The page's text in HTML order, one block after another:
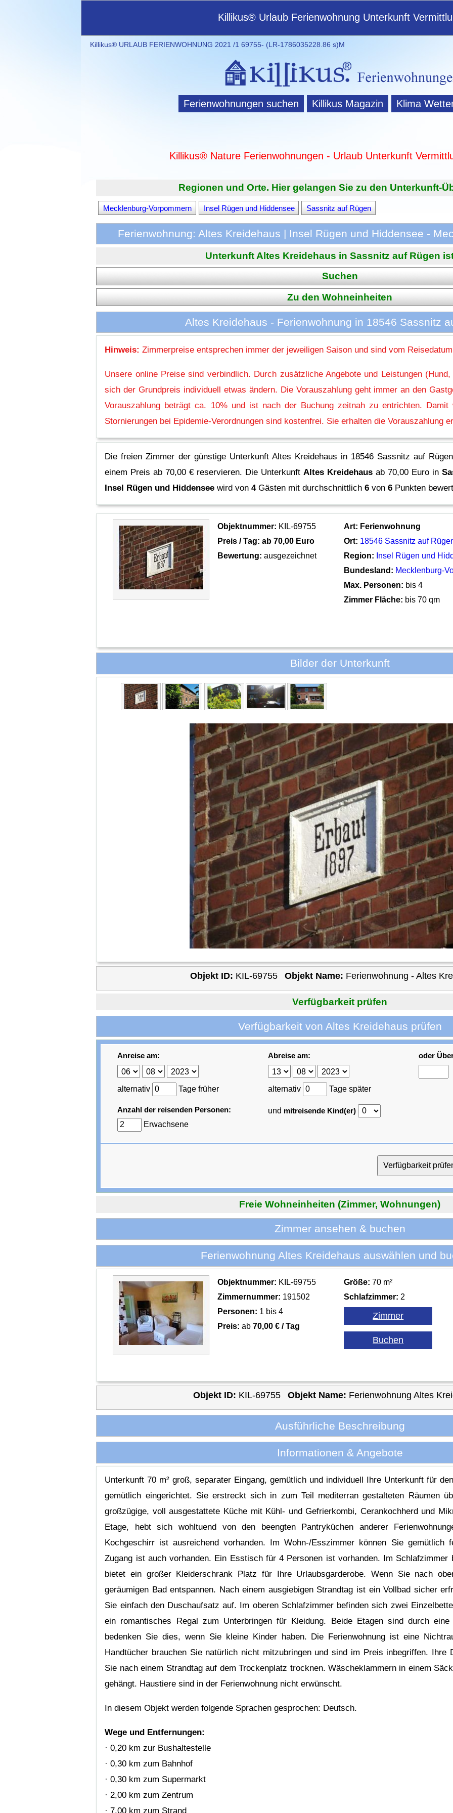
Killikus® Urlaub Ferienwohnung Unterkunft
Killikus® URLAUB FERIENWOHNUNG 2021 /1 69755- (LR-1786035228.86 s)M
Ferienwohnungen suchen Killikus Magazin Klima
Killikus® Nature Ferienwohnungen - Urlaub Unterkunft
Regionen und Orte. Hier gelangen Sie zu den Unterkunft-
Mecklenburg-Vorpommern Insel Rügen und Hiddensee Sassnitz auf Rügen
Ferienwohnung: Altes Kreidehaus | Insel Rügen und Hiddensee -
Unterkunft Altes Kreidehaus in Sassnitz auf Rügen
Suchen
Zu den Wohneinheiten
Altes Kreidehaus - Ferienwohnung in 18546 Sassnitz
Hinweis: Zimmerpreise entsprechen immer der jeweiligen Saison und sind vom
Unsere online Preise sind verbindlich. Durch zusätzliche Angebote und Leistungen
sich der Grundpreis individuell etwas ändern. Die Vorauszahlung geht immer an den
Vorauszahlung beträgt ca. 10% und ist nach der Buchung zeitnah zu entrichten.
Stornierungen bei Epidemie-Verordnungen sind kostenfrei. Sie erhalten die Vorauszahlung
Die freien Zimmer der günstige Unterkunft Altes Kreidehaus in 18546 Sassnitz auf
einem Preis ab 70,00 € reservieren. Die Unterkunft Altes Kreidehaus ab 70,00 Euro in
Insel Rügen und Hiddensee wird von4Gästen mit durchschnittlich6 von6 Punkten
Objektnummer: KIL-69755
Preis / Tag: ab 70,00 Euro
Bewertung: ausgezeichnet
Art: Ferienwohnung
Ort: 18546 Sassnitz auf
Region: Insel Rügen und
Bundesland: Mecklenburg-
Max. Personen: bis 4
Zimmer Fläche: bis 70 qm
Bilder der Unterkunft
Objekt ID: KIL-69755 Objekt Name: Ferienwohnung - Altes
Verfügbarkeit prüfen
Verfügbarkeit von Altes Kreidehaus prüfen
Anreise am:
alternativ Tage früher
Abreise am:
alternativ Tage später
oder
Anzahl der reisenden Personen:
Erwachsene
und mitreisende Kind(er)
Freie Wohneinheiten (Zimmer, Wohnungen)
Zimmer ansehen & buchen
Ferienwohnung Altes Kreidehaus auswählen und
Objektnummer: KIL-69755
Zimmernummer: 191502
Personen: 1 bis 4
Preis: ab70,00 € / Tag
Größe: 70 m²
Schlafzimmer: 2
Objekt ID: KIL-69755 Objekt Name: Ferienwohnung Altes
Ausführliche Beschreibung
Informationen & Angebote
Unterkunft 70 m² groß, separater Eingang, gemütlich und individuell Ihre Unterkunft für
gemütlich eingerichtet. Sie erstreckt sich in zum Teil mediterran gestalteten Räumen
großzügige, voll ausgestattete Küche mit Kühl- und Gefrierkombi, Cerankochherd und
Etage, hebt sich wohltuend von den beengten Pantryküchen anderer
Kochgeschirr ist ausreichend vorhanden. Im Wohn-/Esszimmer können Sie gemütlich
Zugang ist auch vorhanden. Ein Esstisch für 4 Personen ist vorhanden. Im Schlafzimmer
bietet ein großer Kleiderschrank Platz für Ihre Urlaubsgarderobe. Wenn Sie nach
geräumigen Bad entspannen. Nach einem ausgiebigen Strandtag ist ein Vollbad sicher
Sie einfach den Duschaufsatz auf. Im oberen Schlafzimmer befinden sich zwei
ein romantisches Regal zum Unterbringen für Kleidung. Beide Etagen sind durch eine
bedenken Sie dies, wenn Sie kleine Kinder haben. Die Ferienwohnung ist eine
Handtücher brauchen Sie natürlich nicht mitzubringen und sind im Preis inbegriffen. Ihre
Sie nach einem Strandtag auf dem Trockenplatz trocknen. Wäscheklammern in einem
gehängt. Haustiere sind in der Ferienwohnung nicht erwünscht.
In diesem Objekt werden folgende Sprachen gesprochen: Deutsch.
Wege und Entfernungen:
· 0,20 km zur Bushaltestelle
· 0,30 km zum Bahnhof
· 0,30 km zum Supermarkt
· 2,00 km zum Zentrum
· 7,00 km zum Strand